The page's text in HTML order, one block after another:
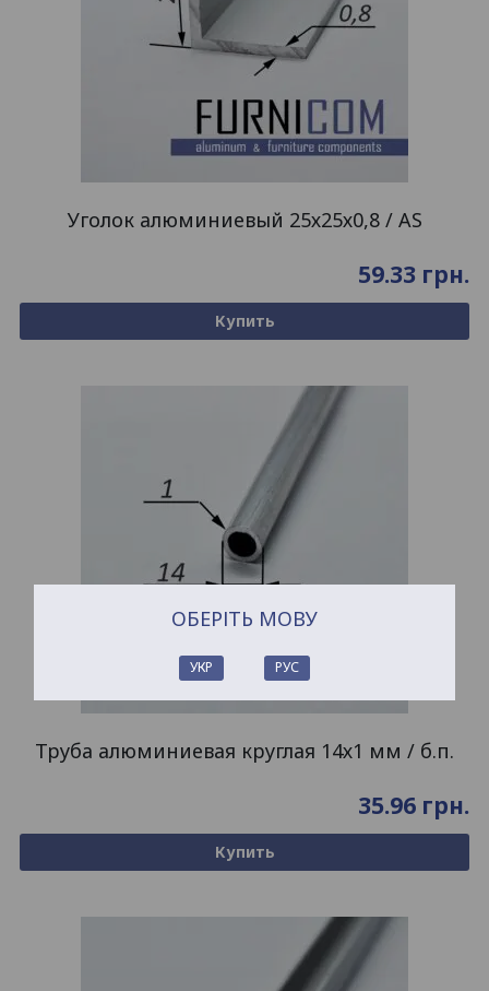
Уголок алюминиевый 25х25х0,8 / AS
59.33 грн.
Купить
Труба алюминиевая круглая 14х1 мм / б.п.
35.96 грн.
Купить
ОБЕРІТЬ МОВУ
УКР РУС